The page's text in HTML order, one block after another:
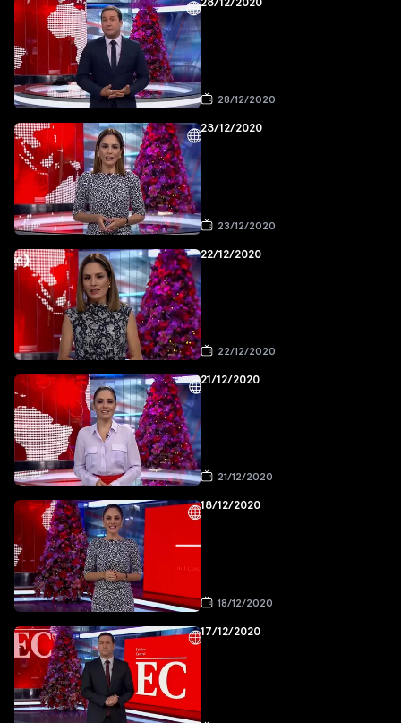
28/12/2020
28/12/2020
23/12/2020
23/12/2020
22/12/2020
22/12/2020
21/12/2020
21/12/2020
18/12/2020
18/12/2020
17/12/2020